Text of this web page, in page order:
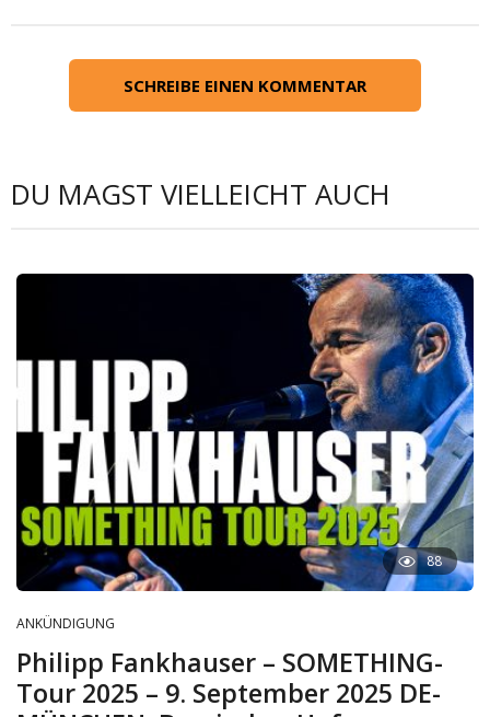
SCHREIBE EINEN KOMMENTAR
DU MAGST VIELLEICHT AUCH
88
ANKÜNDIGUNG
Philipp Fankhauser – SOMETHING-
Tour 2025 – 9. September 2025 DE-